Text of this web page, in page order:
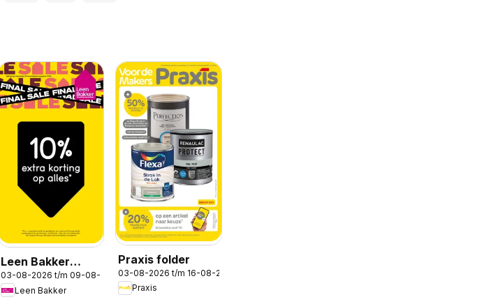
Leen Bakker
folder
03-08-2026 t/m 09-08-2026
Leen Bakker
Praxis folder
03-08-2026 t/m 16-08-2026
Praxis